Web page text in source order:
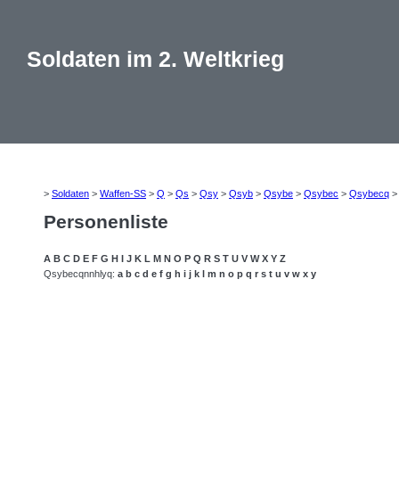
Soldaten im 2. Weltkrieg
> Soldaten > Waffen-SS > Q > Qs > Qsy > Qsyb > Qsybe > Qsybec > Qsybecq >
Personenliste
A B C D E F G H I J K L M N O P Q R S T U V W X Y Z
Qsybecqnnhlyq: a b c d e f g h i j k l m n o p q r s t u v w x y